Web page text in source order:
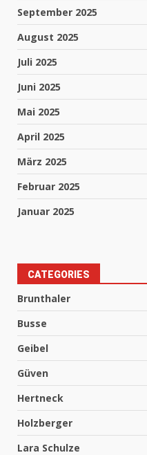
September 2025
August 2025
Juli 2025
Juni 2025
Mai 2025
April 2025
März 2025
Februar 2025
Januar 2025
CATEGORIES
Brunthaler
Busse
Geibel
Güven
Hertneck
Holzberger
Lara Schulze